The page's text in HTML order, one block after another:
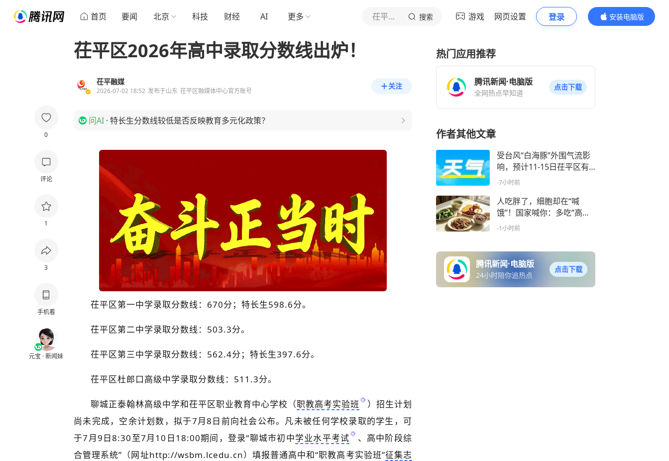
首页 要闻 北京 科技 财经 AI 更多 茌平融媒 搜索 游戏 网页设置 登录
安装电脑版
内容更精彩
0
评论
1
3
手机看
元宝 · 新闻妹
茌平区2026年高中录取分数线出炉！
茌平融媒
2026-07-02 18:52 发布于山东 茌平区融媒体中心官方账号
关注
问AI · 特长生分数线较低是否反映教育多元化政策？
茌平区第一中学录取分数线：670分；特长生598.6分。
茌平区第二中学录取分数线：503.3分。
茌平区第三中学录取分数线：562.4分；特长生397.6分。
茌平区杜郎口高级中学录取分数线：511.3分。
聊城正泰翰林高级中学和茌平区职业教育中心学校（职教高考实验班
）招生计划
尚未完成，空余计划数，拟于7月8日前向社会公布。凡未被任何学校录取的学生，可
于7月9日8:30至7月10日18:00期间，登录“聊城市初中学业水平考试
、高中阶段综
合管理系统”（网址http://wsbm.lcedu.cn）填报普通高中和“职教高考实验班”征集志
热门应用推荐
腾讯新闻·电脑版
全网热点早知道
点击下载
作者其他文章
受台风“白海豚”外围气流影
响，预计11-15日茌平区有
明显降水过程
-7小时前
人吃胖了，细胞却在“喊
饿”！国家喊你：多吃“高营
养素密度食物”
-1小时前
腾讯新闻·电脑版
24小时陪你追热点
点击下载